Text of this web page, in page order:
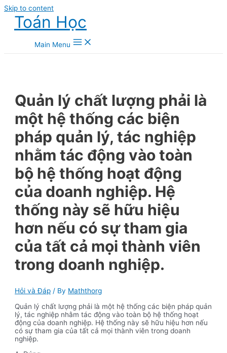
Skip to content
Toán Học
Main Menu
Quản lý chất lượng phải là
một hệ thống các biện
pháp quản lý, tác nghiệp
nhằm tác động vào toàn
bộ hệ thống hoạt động
của doanh nghiệp. Hệ
thống này sẽ hữu hiệu
hơn nếu có sự tham gia
của tất cả mọi thành viên
trong doanh nghiệp.
Hỏi và Đáp / By Maththorg
Quản lý chất lượng phải là một hệ thống các biện pháp quản
lý, tác nghiệp nhằm tác động vào toàn bộ hệ thống hoạt
động của doanh nghiệp. Hệ thống này sẽ hữu hiệu hơn nếu
có sự tham gia của tất cả mọi thành viên trong doanh
nghiệp.